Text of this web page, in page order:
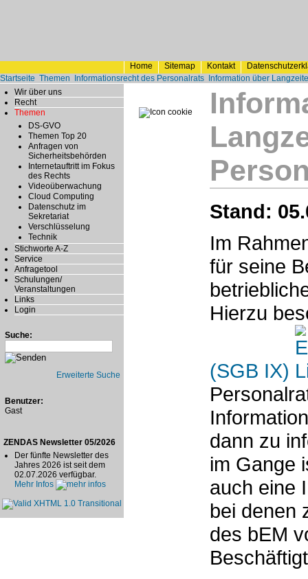
Home Sitemap Kontakt
Startseite Themen Informationsrecht des Personalrats
Information über
Wir über uns
Recht
Themen
DS-GVO
Themen Top 20
Anfragen von
Sicherheitsbehörden
Internetauftritt im Fokus
des Rechts
Videoüberwachung
Cloud Computing
Datenschutz im
Sekretariat
Verschlüsselung
Technik
Stichworte A-Z
Service
Anfragetool
Schulungen/
Veranstaltungen
Links
Login
Suche:
Erweiterte Suche
Benutzer:
Gast
ZENDAS Newsletter 05/2026
Der fünfte Newsletter des
Jahres 2026 ist seit dem
02.07.2026 verfügbar.
Mehr Infos
Stand:
Im
für seine
Hierzu
(SGB IX)
dann zu
im Gange
auch eine
bei denen
des bEM